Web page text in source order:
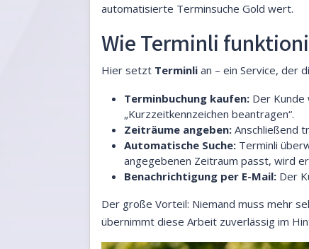
automatisierte Terminsuche Gold wert.
Wie Terminli
Hier setzt Terminli an – ein Service, der
Terminbuchung kaufen: Der Kunde
„Kurzzeitkennzeichen beantragen“.
Zeiträume angeben: Anschließend
Automatische Suche: Terminli
angegebenen Zeitraum passt, wird
Benachrichtigung per E-Mail: Der
Der große Vorteil: Niemand muss mehr
übernimmt diese Arbeit zuverlässig im